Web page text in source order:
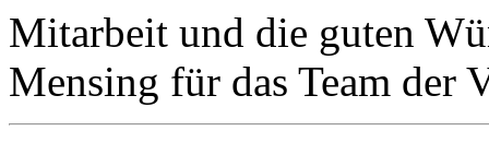
Mitarbeit und die guten
Mensing für das Team der